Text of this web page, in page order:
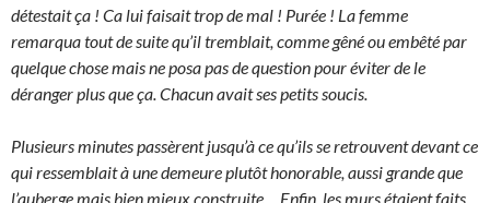
détestait ça ! Ca lui faisait trop de mal ! Purée ! La femme
remarqua tout de suite qu’il tremblait, comme gêné ou embêté par
quelque chose mais ne posa pas de question pour éviter de le
déranger plus que ça. Chacun avait ses petits soucis.
Plusieurs minutes passèrent jusqu’à ce qu’ils se retrouvent devant ce
qui ressemblait à une demeure plutôt honorable, aussi grande que
l’auberge mais bien mieux construite… Enfin, les murs étaient faits